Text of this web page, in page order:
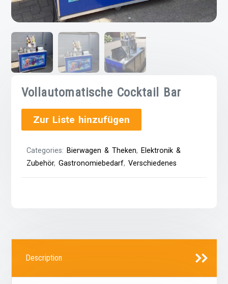
Vollautomatische Cocktail Bar
Zur Liste hinzufügen
Categories: Bierwagen & Theken, Elektronik &
Zubehör,Gastronomiebedarf,Verschiedenes
Description